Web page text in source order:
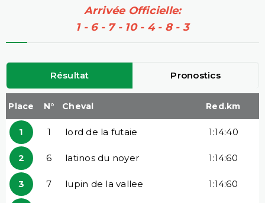
Arrivée Officielle:
1 - 6 - 7 - 10 - 4 - 8 - 3
Résultat Pronostics
Place N° Cheval Red.km
1 1 lord de la futaie 1:14:40
2 6 latinos du noyer 1:14:60
3 7 lupin de la vallee 1:14:60